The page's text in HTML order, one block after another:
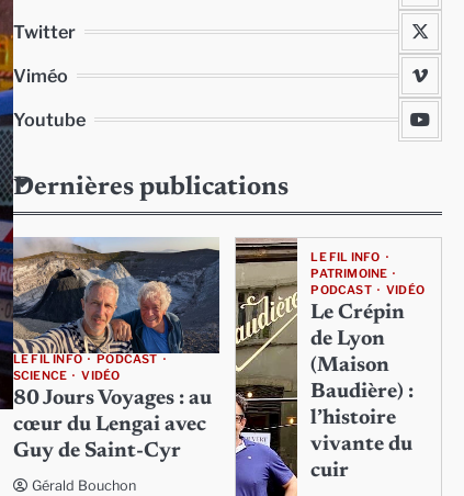
Twitter
Viméo
Youtube
Dernières publications
LE FIL INFO
PODCAST
SCIENCE
VIDÉO
80 Jours Voyages : au
cœur du Lengai avec
Guy de Saint-Cyr
Gérald Bouchon
LE FIL INFO
PATRIMOINE
PODCAST
VIDÉO
Le Crépin
de Lyon
(Maison
Baudière) :
l’histoire
vivante du
cuir